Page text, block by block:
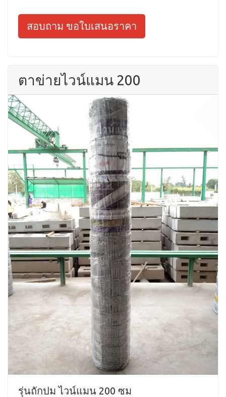
สอบถาม ขอใบเสนอราคา
ตาข่ายไวน์แมน 200
รุ่นถักปม ไวน์แมน 200 ซม